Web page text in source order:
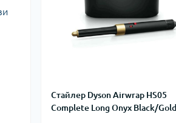
Стайлер Dyson Airwrap HS05
Complete Long Onyx Black/Gold